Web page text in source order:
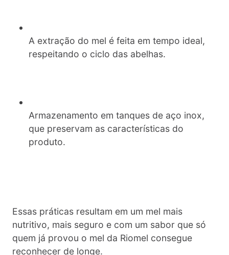
A extração do mel é feita em tempo ideal,
respeitando o ciclo das abelhas.
Armazenamento em tanques de aço inox,
que preservam as características do
produto.
Essas práticas resultam em um mel mais
nutritivo, mais seguro e com um sabor que só
quem já provou o mel da Riomel consegue
reconhecer de longe.